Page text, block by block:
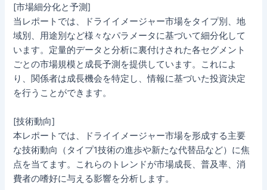
[市場細分化と予測]
当レポートでは、ドライイメージャー市場をタイプ別、地
域別、用途別など様々なパラメータに基づいて細分化して
います。定量的データと分析に裏付けされた各セグメント
ごとの市場規模と成長予測を提供しています。これによ
り、関係者は成長機会を特定し、情報に基づいた投資決定
を行うことができます。
[技術動向]
本レポートでは、ドライイメージャー市場を形成する主要
な技術動向（タイプ1技術の進歩や新たな代替品など）に焦
点を当てます。これらのトレンドが市場成長、普及率、消
費者の嗜好に与える影響を分析します。